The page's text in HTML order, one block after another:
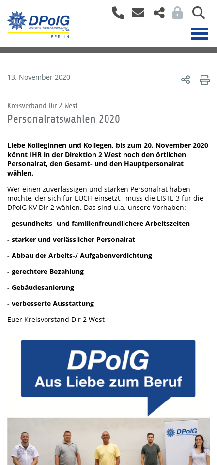
13. November 2020
Kreisverband Dir 2 West
Personalratswahlen 2020
Liebe Kolleginnen und Kollegen, bis zum 20. November 2020
könnt IHR in der Direktion 2 West noch den örtlichen
Personalrat, den Gesamt- und den Hauptpersonalrat
wählen.
Wer einen zuverlässigen und starken Personalrat haben
möchte, der sich für EUCH einsetzt, muss die LISTE 3 für die
DPolG KV Dir 2 wählen. Das sind u.a. unsere Vorhaben:
- gesundheits- und familienfreundlichere Arbeitszeiten
- starker und verlässlicher Personalrat
- Abbau der Arbeits-/ Aufgabenverdichtung
- gerechtere Bezahlung
- Gebäudesanierung
- verbesserte Ausstattung
Euer Kreisvorstand Dir 2 West